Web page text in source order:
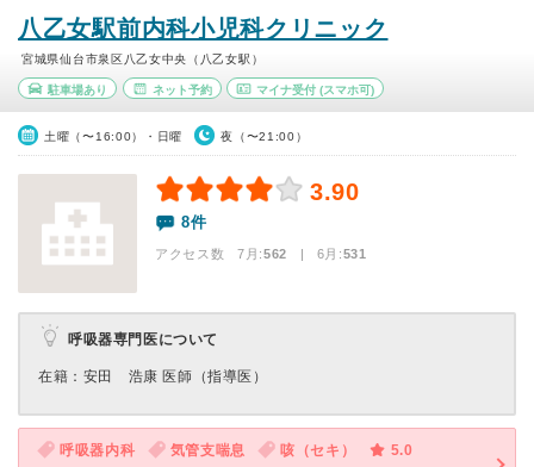
八乙女駅前内科小児科クリニック
宮城県仙台市泉区八乙女中央（八乙女駅）
駐車場あり ネット予約 マイナ受付 (スマホ可)
土曜（〜16:00）・日曜 夜（〜21:00）
3.90
8件
アクセス数 7月:562 | 6月:531
呼吸器専門医について
在籍：安田 浩康 医師（指導医）
呼吸器内科 気管支喘息 咳（セキ）
5.0